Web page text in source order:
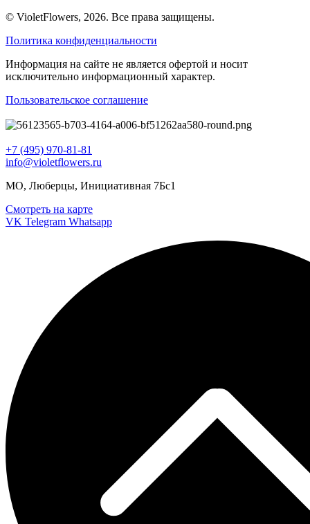
© VioletFlowers, 2026. Все права защищены.
Политика конфиденциальности
Информация на сайте не является офертой и носит
исключительно информационный характер.
Пользовательское соглашение
+7 (495) 970-81-81
info@violetflowers.ru
МО, Люберцы, Инициативная 7Бс1
Смотреть на карте
VK Telegram Whatsapp